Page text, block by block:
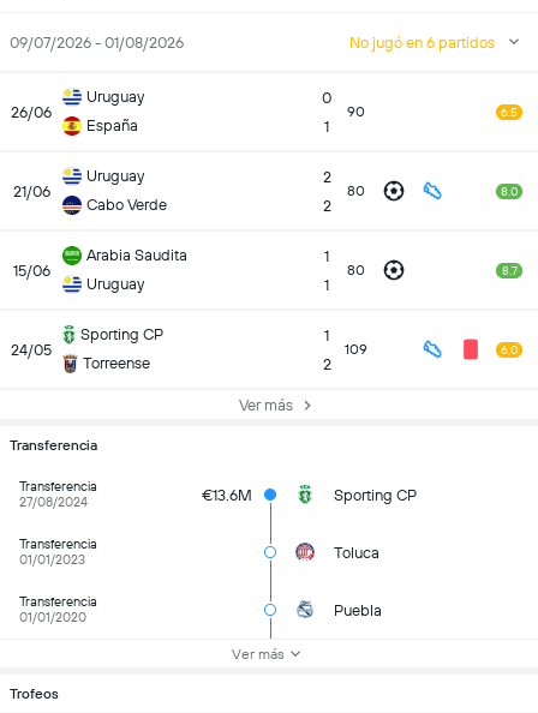
09/07/2026 - 01/08/2026 No jugó en 6 partidos
26/06
Uruguay
España
0
1
90 6.5
21/06
Uruguay
Cabo Verde
2
2
80 8.0
15/06
Arabia Saudita
Uruguay
1
1
80 8.7
24/05
Sporting CP
Torreense
1
2
109 6.0
Ver más
Transferencia
Transferencia
27/08/2024
€13.6M Sporting CP
Transferencia
01/01/2023
Toluca
Transferencia
01/01/2020
Puebla
Ver más
Trofeos